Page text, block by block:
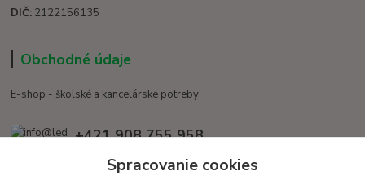
DIČ: 2122156135
Obchodné údaje
E-shop - školské a kancelárske potreby
+421 908 755 958
Spracovanie cookies